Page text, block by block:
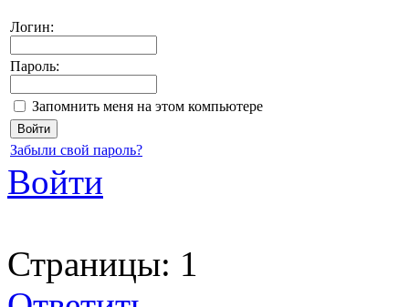
Логин:
Пароль:
Запомнить меня на этом компьютере
Забыли свой пароль?
Войти
Страницы: 1